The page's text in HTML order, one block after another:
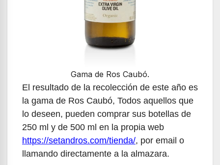
Gama de Ros Caubó.
El resultado de la recolección de este año es
la gama de Ros Caubó, Todos aquellos que
lo deseen, pueden comprar sus botellas de
250 ml y de 500 ml en la propia web
https://setandros.com/tienda/, por email o
llamando directamente a la almazara.